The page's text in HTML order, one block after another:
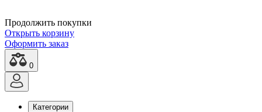
Продолжить покупки
Открыть корзину
Оформить заказ
0
Категории